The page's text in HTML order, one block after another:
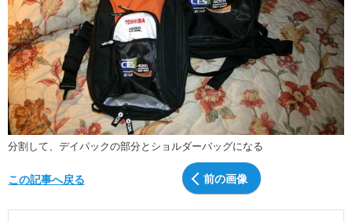
ショッピング その他
分割して、デイパックの部分とショルダーバッグになる
前の画像
この記事へ戻る